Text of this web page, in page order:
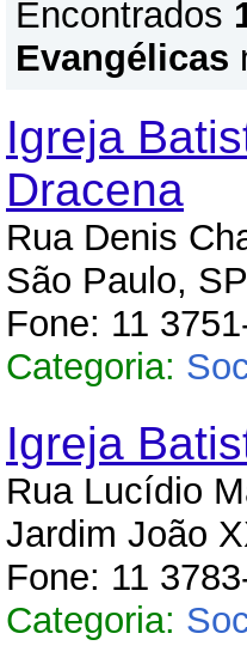
Encontrados
Evangélicas
Igreja
Dracena
Rua Denis
São Paulo, SP
Fone: 11
Categoria:
Igreja
Rua Lucídio
Jardim João
Fone: 11
Categoria: